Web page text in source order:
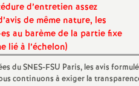
n
s
d’entretien assez
de même nature, les
·es au barème de la partie fixe
lié à l’échelon)
du SNES-FSU Paris, les avis
continuons à exiger la